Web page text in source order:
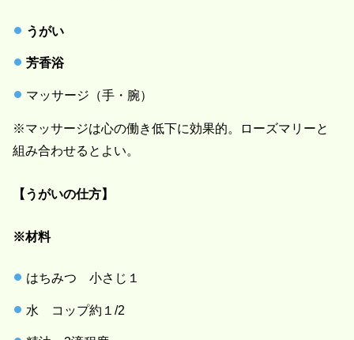
うがい
芳香浴
マッサージ（手・腕）
※マッサージは心の働き低下に効果的。ローズマリーと
組み合わせるとよい。
【うがいの仕方】
※材料
はちみつ 小さじ１
水 コップ約１/2